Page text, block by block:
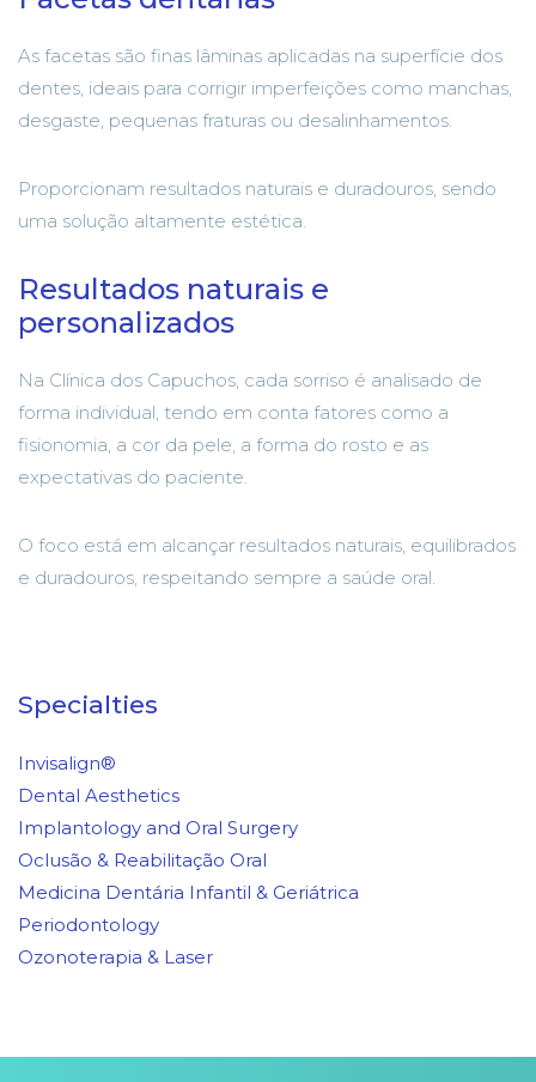
As facetas são finas lâminas aplicadas na superfície dos
dentes, ideais para corrigir imperfeições como manchas,
desgaste, pequenas fraturas ou desalinhamentos.
Proporcionam resultados naturais e duradouros, sendo
uma solução altamente estética.
Resultados naturais e
personalizados
Na Clínica dos Capuchos, cada sorriso é analisado de
forma individual, tendo em conta fatores como a
fisionomia, a cor da pele, a forma do rosto e as
expectativas do paciente.
O foco está em alcançar resultados naturais, equilibrados
e duradouros, respeitando sempre a saúde oral.
Specialties
Invisalign®
Dental Aesthetics
Implantology and Oral Surgery
Oclusão & Reabilitação Oral
Medicina Dentária Infantil & Geriátrica
Periodontology
Ozonoterapia & Laser